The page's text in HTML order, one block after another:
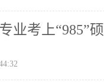
业考上“985”